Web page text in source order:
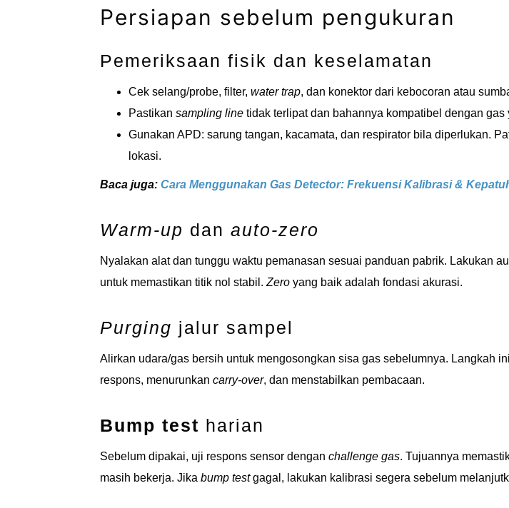
Persiapan sebelum pengukuran
Pemeriksaan fisik dan keselamatan
Cek selang/probe, filter, water trap, dan konektor dari kebocoran atau
Pastikan sampling line tidak terlipat dan bahannya kompatibel dengan gas
Gunakan APD: sarung tangan, kacamata, dan respirator bila diperlukan.
lokasi.
Baca juga: Cara Menggunakan Gas Detector: Frekuensi Kalibrasi &
Warm-up dan auto-zero
Nyalakan alat dan tunggu waktu pemanasan sesuai panduan pabrik. Lakukan
untuk memastikan titik nol stabil. Zero yang baik adalah fondasi akurasi.
Purging jalur sampel
Alirkan udara/gas bersih untuk mengosongkan sisa gas sebelumnya. Langkah
respons, menurunkan carry-over, dan menstabilkan pembacaan.
Bump test harian
Sebelum dipakai, uji respons sensor dengan challenge gas. Tujuannya
masih bekerja. Jika bump testgagal, lakukan kalibrasi segera sebelum